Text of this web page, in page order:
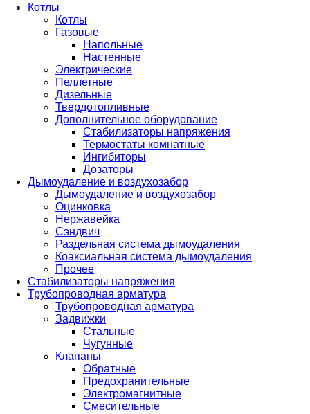
Котлы
Котлы
Газовые
Напольные
Настенные
Электрические
Пеллетные
Дизельные
Твердотопливные
Дополнительное оборудование
Стабилизаторы напряжения
Термостаты комнатные
Ингибиторы
Дозаторы
Дымоудаление и воздухозабор
Дымоудаление и воздухозабор
Оцинковка
Нержавейка
Сэндвич
Раздельная система дымоудаления
Коаксиальная система дымоудаления
Прочее
Стабилизаторы напряжения
Трубопроводная арматура
Трубопроводная арматура
Задвижки
Стальные
Чугунные
Клапаны
Обратные
Предохранительные
Электромагнитные
Смесительные